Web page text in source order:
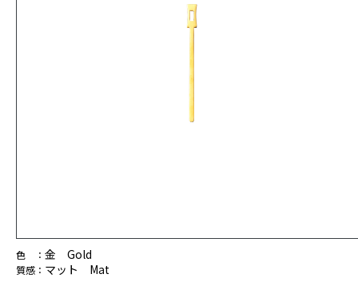
色 ： 金 Gold
質感： マット Mat